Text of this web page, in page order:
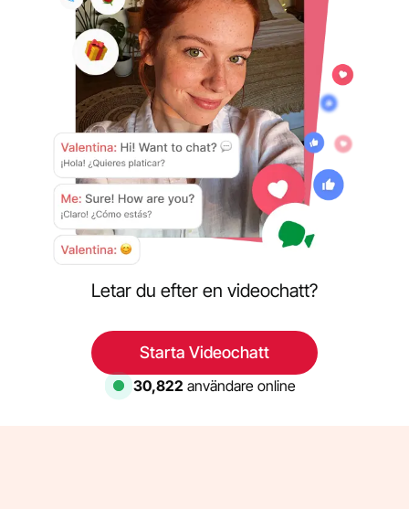
Letar du efter en videochatt?
Starta Videochatt
30,822 användare online